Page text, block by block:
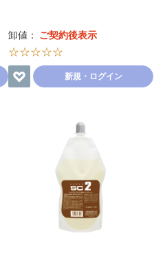
卸値： ご契約後表示
☆☆☆☆☆
新規・ログイン